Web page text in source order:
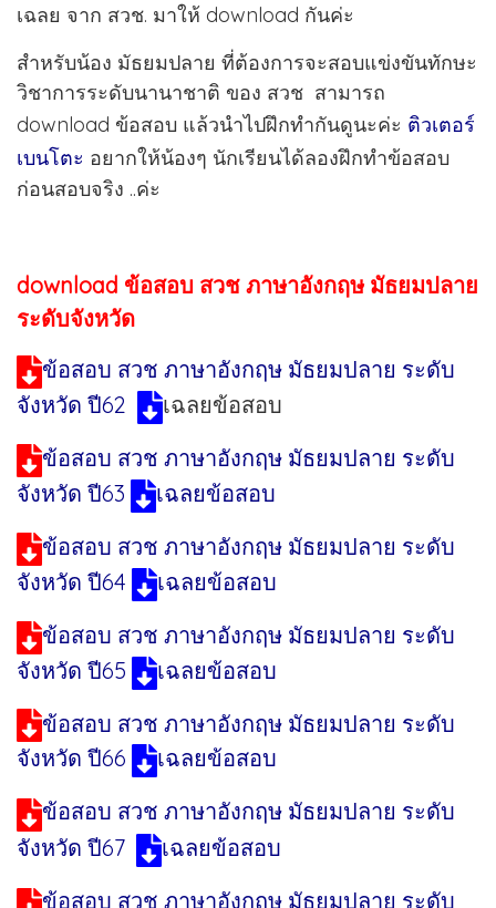
เฉลย จาก สวช. มาให้ download กันค่ะ
สำหรับน้อง มัธยมปลาย ที่ต้องการจะสอบแข่งขันทักษะ
วิชาการระดับนานาชาติ ของ สวช สามารถ
download ข้อสอบ แล้วนำไปฝึกทำกันดูนะค่ะ ติวเตอร์
เบนโตะ อยากให้น้องๆ นักเรียนได้ลองฝึกทำข้อสอบ
ก่อนสอบจริง ..ค่ะ
download ข้อสอบ สวช ภาษาอังกฤษ มัธยมปลาย
ระดับจังหวัด
ข้อสอบ สวช ภาษาอังกฤษ มัธยมปลาย ระดับ
จังหวัด ปี62
เฉลยข้อสอบ
ข้อสอบ สวช ภาษาอังกฤษ มัธยมปลาย ระดับ
จังหวัด ปี63
เฉลยข้อสอบ
ข้อสอบ สวช ภาษาอังกฤษ มัธยมปลาย ระดับ
จังหวัด ปี64
เฉลยข้อสอบ
ข้อสอบ สวช ภาษาอังกฤษ มัธยมปลาย ระดับ
จังหวัด ปี65
เฉลยข้อสอบ
ข้อสอบ สวช ภาษาอังกฤษ มัธยมปลาย ระดับ
จังหวัด ปี66
เฉลยข้อสอบ
ข้อสอบ สวช ภาษาอังกฤษ มัธยมปลาย ระดับ
จังหวัด ปี67
เฉลยข้อสอบ
ข้อสอบ สวช ภาษาอังกฤษ มัธยมปลาย ระดับ